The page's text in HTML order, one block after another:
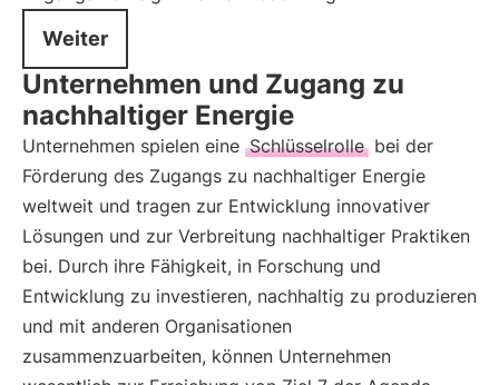
Weiter
Unternehmen und Zugang zu
nachhaltiger Energie
Unternehmen spielen eine Schlüsselrolle bei der
Förderung des Zugangs zu nachhaltiger Energie
weltweit und tragen zur Entwicklung innovativer
Lösungen und zur Verbreitung nachhaltiger Praktiken
bei. Durch ihre Fähigkeit, in Forschung und
Entwicklung zu investieren, nachhaltig zu produzieren
und mit anderen Organisationen
zusammenzuarbeiten, können Unternehmen